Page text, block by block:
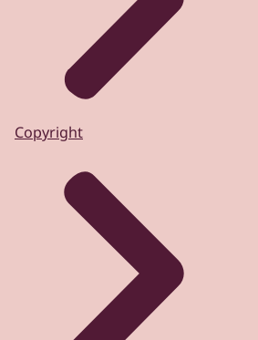
Copyright